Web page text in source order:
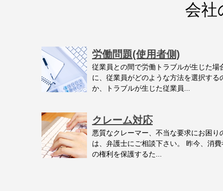
会社
労働問題(使用者側)
従業員との間で労働トラブルが生じた場
に、従業員がどのような方法を選択する
か、トラブルが生じた従業員...
クレーム対応
悪質なクレーマー、不当な要求にお困り
は、弁護士にご相談下さい。 昨今、消費
の権利を保護するた...